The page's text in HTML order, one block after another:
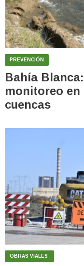
PREVENCIÓN
Bahía
monitoreo
cuencas
OBRAS VIALES